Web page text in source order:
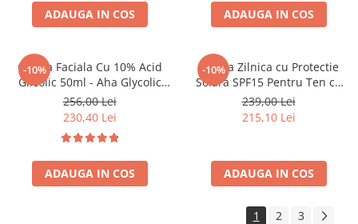
ADAUGA IN COS ADAUGA IN COS
-10%
Crema Faciala Cu 10% Acid
Glicolic 50ml - Aha Glycolic
Cream 10% - Bruno Vassari
256,00 Lei
230,40 Lei
ADAUGA IN COS
-10%
Crema Zilnica cu Protectie
Solara SPF15 Pentru Ten cu
Probleme Pigmentare 50 ml -
White Day Protection Spf 15 –
Bruno Vassari
239,00 Lei
215,10 Lei
ADAUGA IN COS
1 2 3